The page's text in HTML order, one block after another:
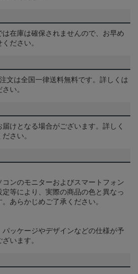
在庫は確保されませんので、お早め
ださい。
文は全国一律送料無料です。詳しくは
い。
けとなる場合がございます。詳しく
さい。
ンのモニターおよびスマートフォン
等により、実際の商品の色と異なっ
あらかじめご了承ください。
ッケージやデザインなどの仕様が予
います。